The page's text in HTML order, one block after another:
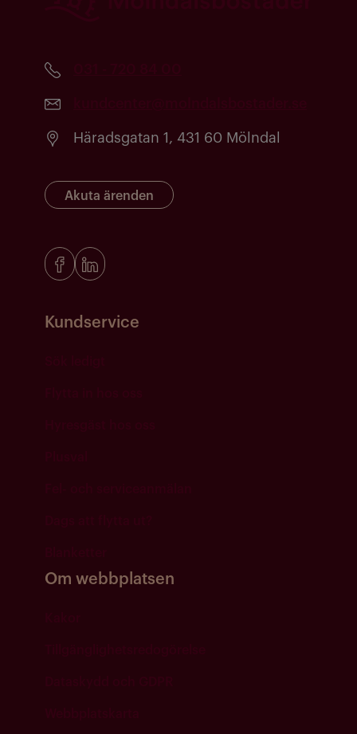
Häradsgatan 1, 431 60 Mölndal
Akuta ärenden
Kundservice
Om webbplatsen